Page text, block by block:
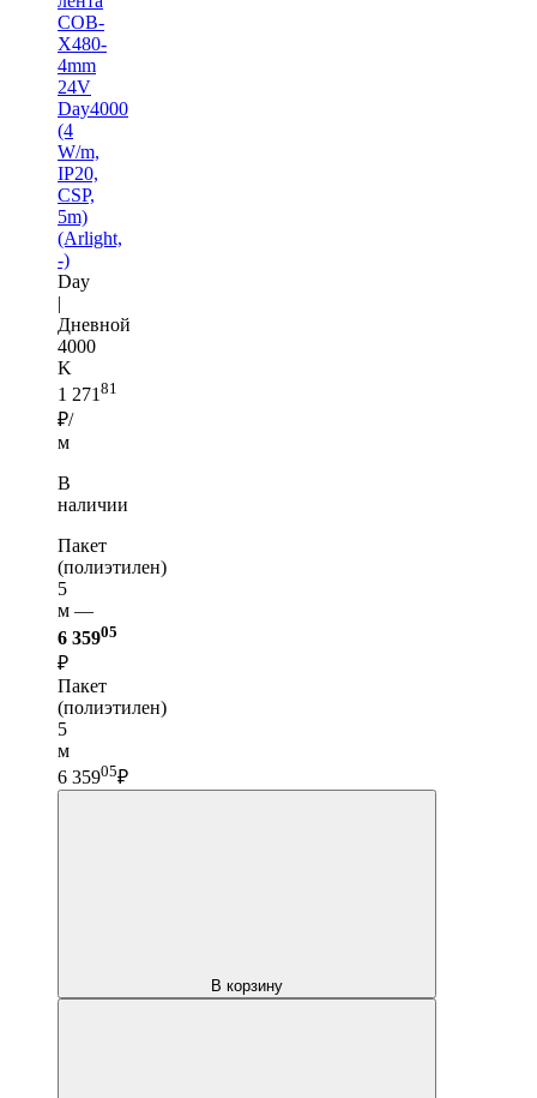
COB-
X480-
4mm
24V
Day4000
(4
W/m,
IP20,
CSP,
5m)
(Arlight,
-)
Day
|
Дневной
4000
K
1 271 81
₽/
м
В
наличии
Пакет
(полиэтилен)
5
м —
6 35905
₽
Пакет
(полиэтилен)
5
м
6 35905₽
В корзину